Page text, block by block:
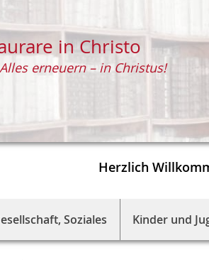
Herzlich
in Christo
Alles erneuern – in Christus!
Soziales Kinder und